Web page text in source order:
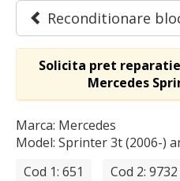
Reconditionare
Solicita pret
Mercedes
Marca: Mercedes
Model: Sprinter 3t (2006-)
Cod 1: 651
Cod 2: 9732